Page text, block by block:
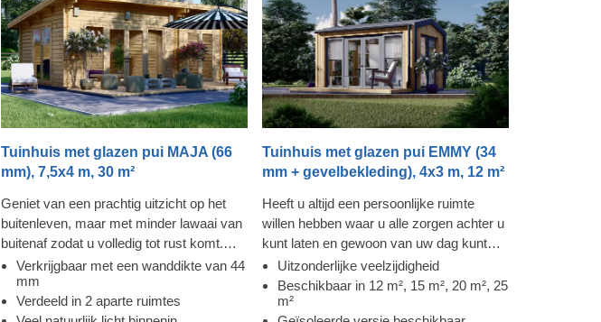
Tuinhuis met glazen pui MAJA (66
mm), 7,5x4 m, 30 m²
Geniet van een prachtig uitzicht op het
buitenleven, maar met minder lawaai van
buitenaf zodat u volledig tot rust komt.
Deze hut heeft zoveel te bieden dankzij
de twee aparte kamers. U kunt dit
tuinhuis probleemloos op verschillende
Verkrijgbaar met een wanddikte van 44
mm
Verdeeld in 2 aparte ruimtes
Tuinhuis met glazen pui EMMY (34
mm + gevelbekleding), 4x3 m, 12 m²
Heeft u altijd een persoonlijke ruimte
willen hebben waar u alle zorgen achter u
kunt laten en gewoon van uw dag kunt
genieten? Een van onze nieuwste houten
huismodellen EMMY, beschikbaar in 4
verschillende afmetingen (12 m², 15 m²,
Uitzonderlijke veelzijdigheid
Beschikbaar in 12 m², 15 m², 20 m², 25
m²